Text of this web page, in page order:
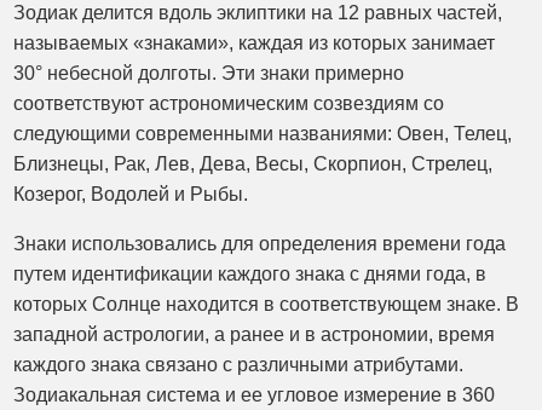
Зодиак делится вдоль эклиптики на 12 равных частей,
называемых «знаками», каждая из которых занимает
30° небесной долготы. Эти знаки примерно
соответствуют астрономическим созвездиям со
следующими современными названиями: Овен, Телец,
Близнецы, Рак, Лев, Дева, Весы, Скорпион, Стрелец,
Козерог, Водолей и Рыбы.
Знаки использовались для определения времени года
путем идентификации каждого знака с днями года, в
которых Солнце находится в соответствующем знаке. В
западной астрологии, а ранее и в астрономии, время
каждого знака связано с различными атрибутами.
Зодиакальная система и ее угловое измерение в 360